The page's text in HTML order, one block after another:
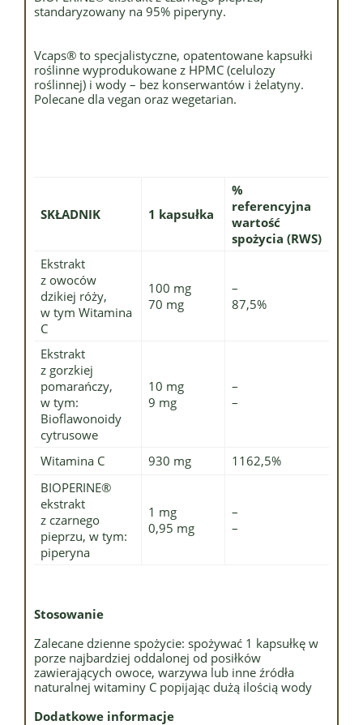
standaryzowany na 95% piperyny.
Vcaps® to specjalistyczne, opatentowane kapsułki
roślinne wyprodukowane z HPMC (celulozy
roślinnej) i wody – bez konserwantów i żelatyny.
Polecane dla vegan oraz wegetarian.
SKŁADNIK 1 kapsułka
%
referencyjna
wartość
spożycia (RWS)
Ekstrakt
z owoców
dzikiej róży,
w tym Witamina
C
100 mg
70 mg
–
87,5%
Ekstrakt
z gorzkiej
pomarańczy,
w tym:
Bioflawonoidy
cytrusowe
10 mg
9 mg
–
–
Witamina C 930 mg
1162,5%
BIOPERINE®
ekstrakt
z czarnego
pieprzu, w tym:
piperyna
1 mg
0,95 mg
–
–
Stosowanie
Zalecane dzienne spożycie: spożywać 1 kapsułkę w
porze najbardziej oddalonej od posiłków
zawierających owoce, warzywa lub inne źródła
naturalnej witaminy C popijając dużą ilością wody
Dodatkowe informacje